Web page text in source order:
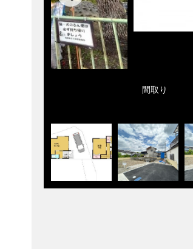
間取り